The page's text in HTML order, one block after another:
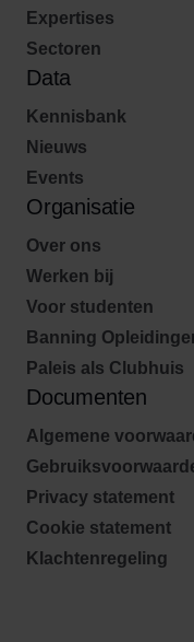
Expertises
Sectoren
Data
Kennisbank
Nieuws
Events
Organisatie
Over ons
Werken bij
Voor studenten
Banning
Paleis als Clubhuis
Documenten
Algemene
Privacy statement
Cookie statement
Klachtenregeling